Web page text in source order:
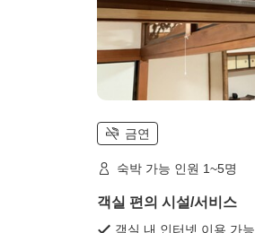
금연
숙박 가능 인원 1~5명
객실 편의 시설/서비스
객실 내 인터넷 이용 가능